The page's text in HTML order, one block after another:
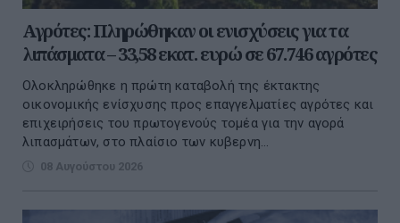
Αγρότες: Πληρώθηκαν οι ενισχύσεις για τα
λιπάσματα – 33,58 εκατ. ευρώ σε 67.746 αγρότες
Ολοκληρώθηκε η πρώτη καταβολή της έκτακτης
οικονομικής ενίσχυσης προς επαγγελματίες αγρότες και
επιχειρήσεις του πρωτογενούς τομέα για την αγορά
λιπασμάτων, στο πλαίσιο των κυβερνη...
08 Αυγούστου 2026